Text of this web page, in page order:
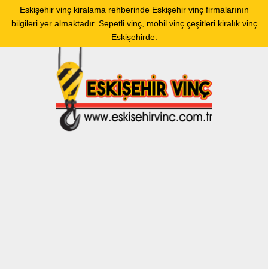
Eskişehir vinç kiralama rehberinde Eskişehir vinç firmalarının
bilgileri yer almaktadır. Sepetli vinç, mobil vinç çeşitleri kiralık vinç
Eskişehirde.